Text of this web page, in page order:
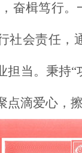
奋楫笃行
社会责任，
担当。秉持“
点滴爱心，